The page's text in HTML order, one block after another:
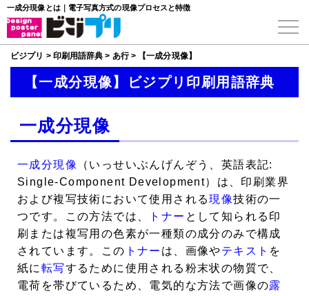
一成分現像とは｜電子写真方式の現像プロセスと特徴
ビジプリ > 印刷用語辞典 > あ行> 【一成分現像】
【一成分現像】ビジプリ印刷用語辞典
一成分現像
一成分現像
（いっせいぶんげんぞう、英語表記:
Single-Component Development）は、印刷業界
および複写技術において使用される現像技術の一
つです。この方法では、
トナー として知られる印
刷または複写用の色素が一種類の成分のみで構成
されています。この トナー は、画像やテキスト を
紙に 転写するために使用される粉末状の物質で、
電荷を帯びているため、電気的な方法で画像の露